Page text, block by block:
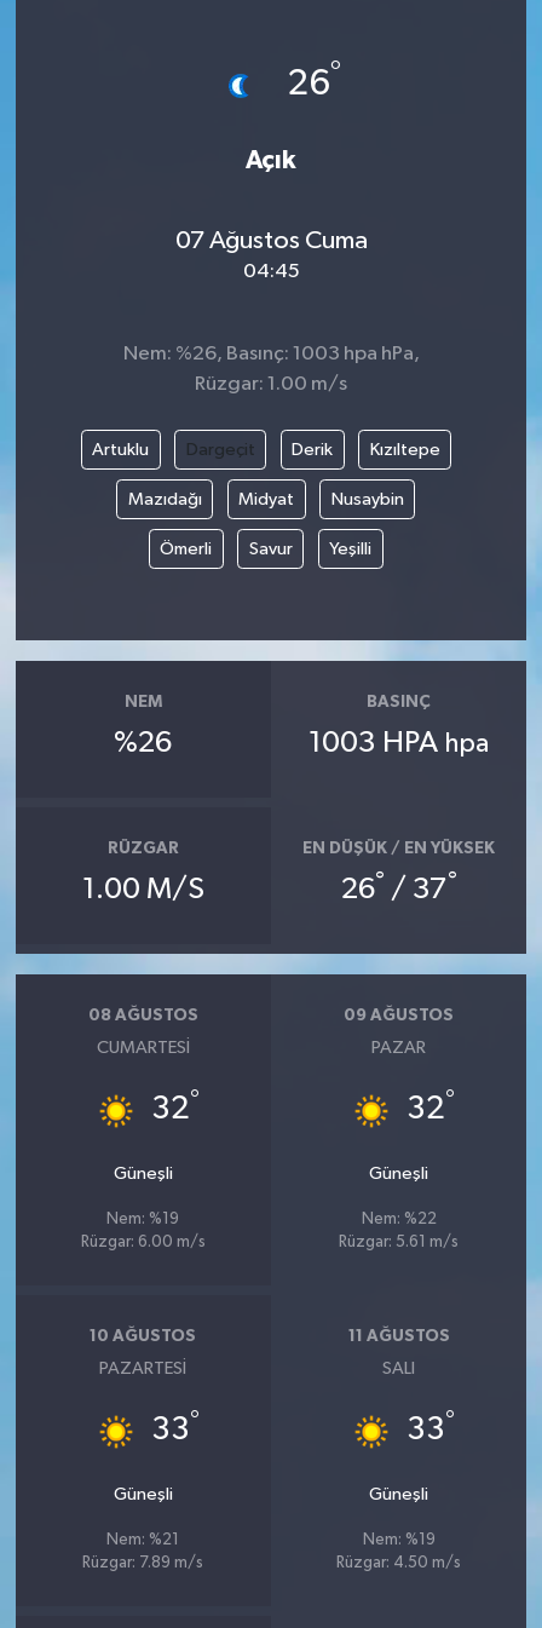
26°
Açık
07 Ağustos Cuma
04:45
Nem: %26, Basınç: 1003 hpa hPa,
Rüzgar: 1.00 m/s
Artuklu Dargeçit Derik Kızıltepe
Mazıdağı Midyat Nusaybin
Ömerli Savur Yeşilli
NEM
%26
BASINÇ
1003 HPA hpa
RÜZGAR
1.00 M/S
EN DÜŞÜK / EN YÜKSEK
26° / 37°
08 AĞUSTOS
CUMARTESI
32°
Güneşli
Nem: %19
Rüzgar: 6.00 m/s
09 AĞUSTOS
PAZAR
32°
Güneşli
Nem: %22
Rüzgar: 5.61 m/s
10 AĞUSTOS
PAZARTESI
33°
Güneşli
Nem: %21
Rüzgar: 7.89 m/s
11 AĞUSTOS
SALI
33°
Güneşli
Nem: %19
Rüzgar: 4.50 m/s